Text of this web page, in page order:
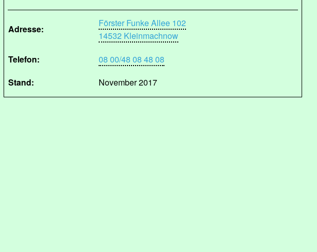
Adresse:
Förster Funke Allee 102
14532 Kleinmachnow
Telefon:
08 00/48 08 48 08
Stand:
November 2017